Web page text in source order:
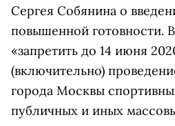
Сергея Собянина о
повышенной готовности.
«запретить до 14 июня
(включительно)
города Москвы
публичных и иных